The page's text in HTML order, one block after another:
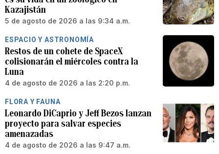
Kazajistán
5 de agosto de 2026 a las 9:34 a.m.
ESPACIO Y ASTRONOMÍA
Restos de un cohete de SpaceX
colisionarán el miércoles contra la
Luna
4 de agosto de 2026 a las 2:20 p.m.
FLORA Y FAUNA
Leonardo DiCaprio y Jeff Bezos lanzan
proyecto para salvar especies
amenazadas
4 de agosto de 2026 a las 9:47 a.m.